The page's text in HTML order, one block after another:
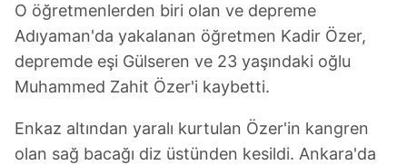
O öğretmenlerden biri olan ve depreme
Adıyaman'da yakalanan öğretmen Kadir Özer,
depremde eşi Gülseren ve 23 yaşındaki oğlu
Muhammed Zahit Özer'i kaybetti.
Enkaz altından yaralı kurtulan Özer'in kangren
olan sağ bacağı diz üstünden kesildi. Ankara'da